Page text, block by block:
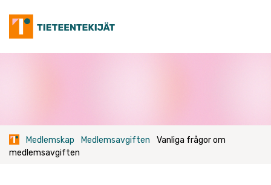
content
Medlemskap Medlemsavgiften
Vanliga frågor om
medlemsavgiften